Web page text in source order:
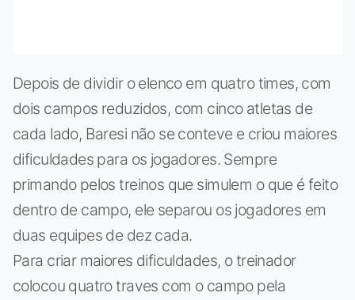
Depois de dividir o elenco em quatro times, com
dois campos reduzidos, com cinco atletas de
cada lado, Baresi não se conteve e criou maiores
dificuldades para os jogadores. Sempre
primando pelos treinos que simulem o que é feito
dentro de campo, ele separou os jogadores em
duas equipes de dez cada.
Para criar maiores dificuldades, o treinador
colocou quatro traves com o campo pela